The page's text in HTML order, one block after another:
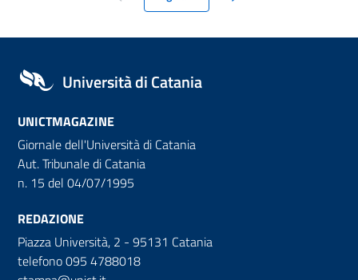
Università di Catania
UNICTMAGAZINE
Giornale dell'Università di Catania
Aut. Tribunale di Catania
n. 15 del 04/07/1995
REDAZIONE
Piazza Università, 2 - 95131 Catania
telefono 095 4788018